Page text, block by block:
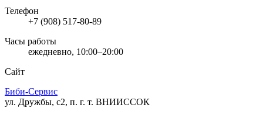
Телефон
+7 (908) 517-80-89
Часы работы
ежедневно, 10:00–20:00
Сайт
Биби-Сервис
ул. Дружбы, с2, п. г. т. ВНИИССОК